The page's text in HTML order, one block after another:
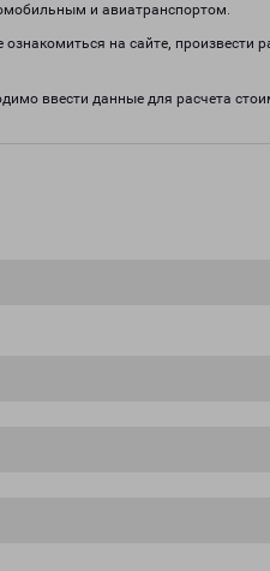
и авиатранспортом.
на сайте, произвести
ввести данные для расчета